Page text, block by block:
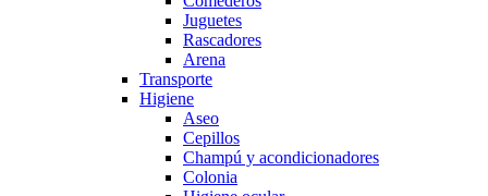
Juguetes
Rascadores
Arena
Transporte
Higiene
Aseo
Cepillos
Champú y acondicionadores
Colonia